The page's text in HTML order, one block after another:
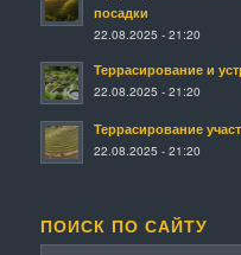
посадки
22.08.2025 - 21:20
Террасирование и
22.08.2025 - 21:20
Террасирование
22.08.2025 - 21:20
ПОИСК ПО САЙТУ